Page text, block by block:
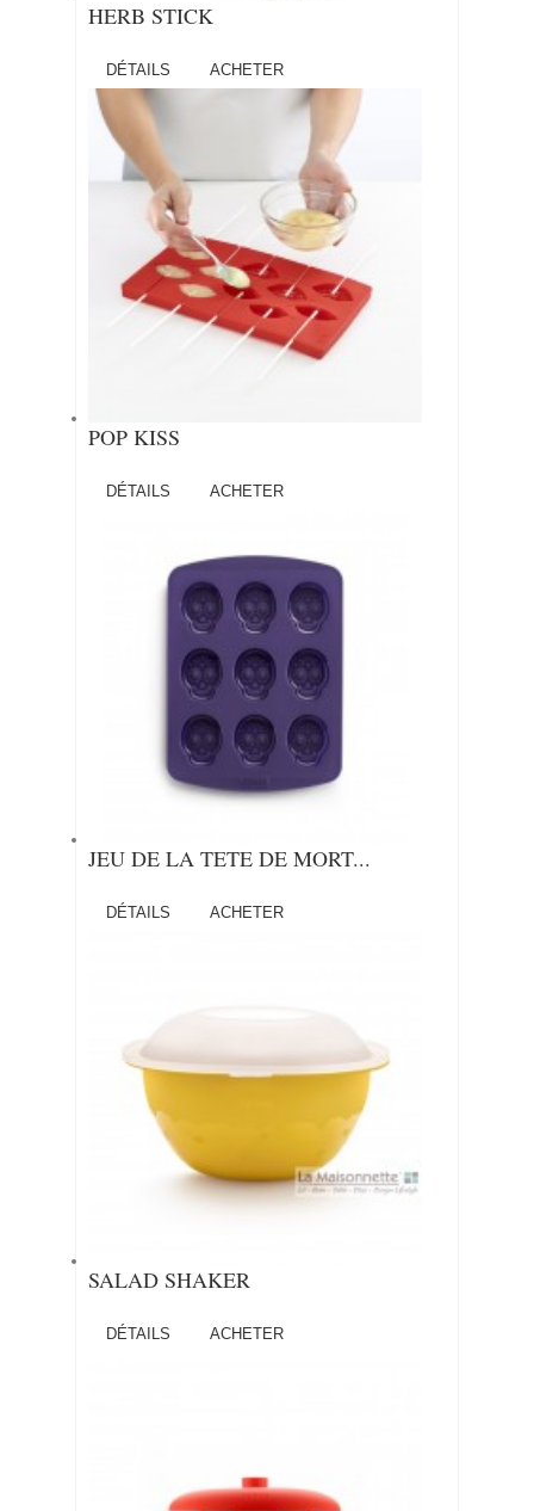
HERB STICK
DÉTAILS ACHETER
POP KISS
DÉTAILS ACHETER
JEU DE LA TETE DE MORT...
DÉTAILS ACHETER
SALAD SHAKER
DÉTAILS ACHETER